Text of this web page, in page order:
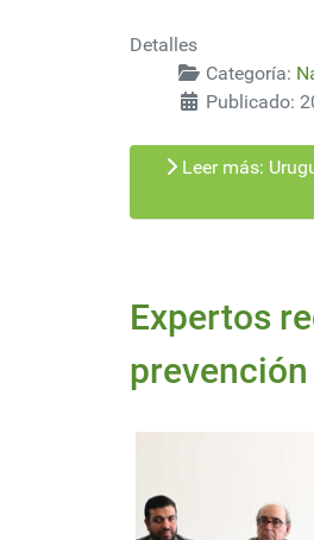
Detalles
Categoría:
Publicado:
Leer más:
Expertos